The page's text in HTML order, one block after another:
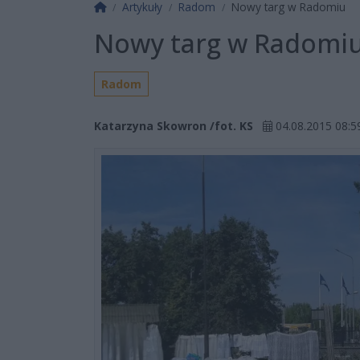
Strona główna
Artykuły Radom Nowy targ w Radomiu
Nowy targ w
Radom
Katarzyna Skowron /fot. KS 04.08.2015